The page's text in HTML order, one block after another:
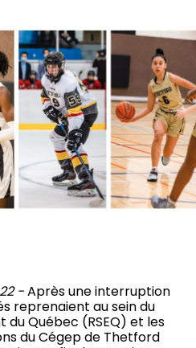
-Après une interruption
reprenaient au sein du
du Québec (RSEQ) et les
du Cégep de Thetford